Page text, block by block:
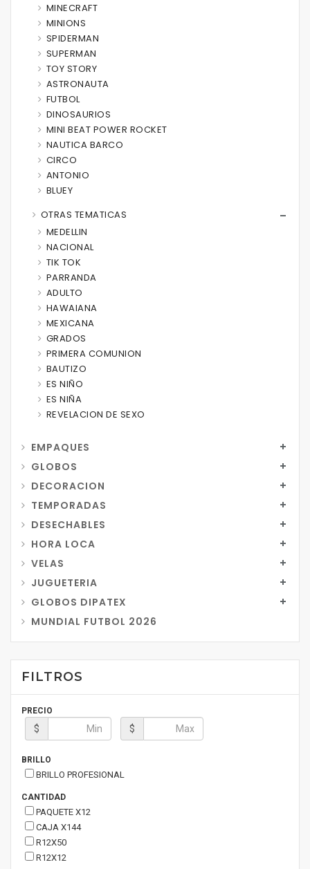
MINECRAFT
MINIONS
SPIDERMAN
SUPERMAN
TOY STORY
ASTRONAUTA
FUTBOL
DINOSAURIOS
MINI BEAT POWER ROCKET
NAUTICA BARCO
CIRCO
ANTONIO
BLUEY
OTRAS TEMATICAS
MEDELLIN
NACIONAL
TIK TOK
PARRANDA
ADULTO
HAWAIANA
MEXICANA
GRADOS
PRIMERA COMUNION
BAUTIZO
ES NIÑO
ES NIÑA
REVELACION DE SEXO
EMPAQUES
GLOBOS
DECORACION
TEMPORADAS
DESECHABLES
HORA LOCA
VELAS
JUGUETERIA
GLOBOS DIPATEX
MUNDIAL FUTBOL 2026
FILTROS
PRECIO
$ $
BRILLO
BRILLO PROFESIONAL
CANTIDAD
PAQUETE X12
CAJA X144
R12X50
R12X12